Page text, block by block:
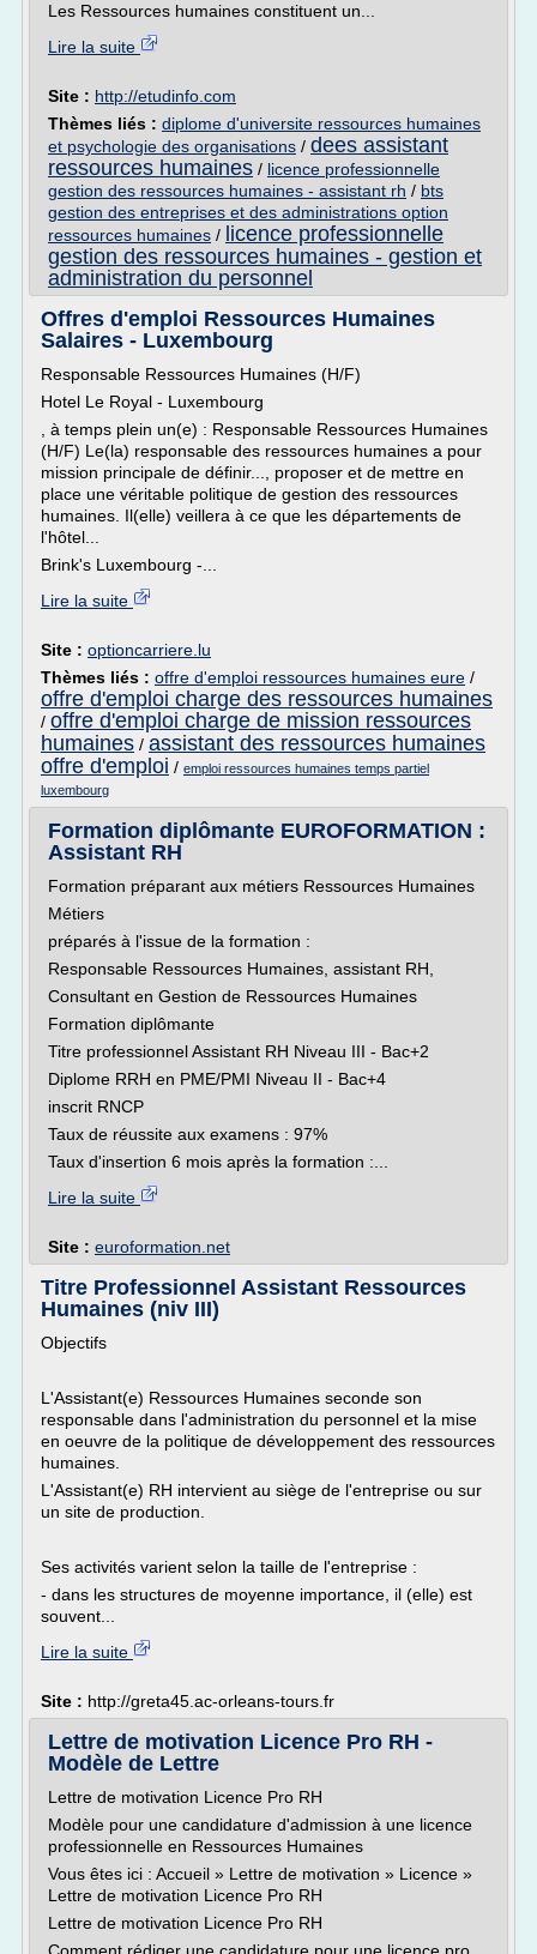
Les Ressources humaines constituent un...
Lire la suite
Site : http://etudinfo.com
Thèmes liés : diplome d'universite ressources humaines
et psychologie des organisations / dees assistant
ressources humaines / licence professionnelle
gestion des ressources humaines - assistant rh / bts
gestion des entreprises et des administrations option
ressources humaines / licence professionnelle
gestion des ressources humaines - gestion et
administration du personnel
Offres d'emploi Ressources Humaines
Salaires - Luxembourg
Responsable Ressources Humaines (H/F)
Hotel Le Royal - Luxembourg
, à temps plein un(e) : Responsable Ressources Humaines
(H/F) Le(la) responsable des ressources humaines a pour
mission principale de définir..., proposer et de mettre en
place une véritable politique de gestion des ressources
humaines. Il(elle) veillera à ce que les départements de
l'hôtel...
Brink's Luxembourg -...
Lire la suite
Site : optioncarriere.lu
Thèmes liés : offre d'emploi ressources humaines eure /
offre d'emploi charge des ressources humaines
/ offre d'emploi charge de mission ressources
humaines / assistant des ressources humaines
offre d'emploi / emploi ressources humaines temps partiel
luxembourg
Formation diplômante EUROFORMATION :
Assistant RH
Formation préparant aux métiers Ressources Humaines
Métiers
préparés à l'issue de la formation :
Responsable Ressources Humaines, assistant RH,
Consultant en Gestion de Ressources Humaines
Formation diplômante
Titre professionnel Assistant RH Niveau III - Bac+2
Diplome RRH en PME/PMI Niveau II - Bac+4
inscrit RNCP
Taux de réussite aux examens : 97%
Taux d'insertion 6 mois après la formation :...
Lire la suite
Site : euroformation.net
Titre Professionnel Assistant Ressources
Humaines (niv III)
Objectifs
L'Assistant(e) Ressources Humaines seconde son
responsable dans l'administration du personnel et la mise
en oeuvre de la politique de développement des ressources
humaines.
L'Assistant(e) RH intervient au siège de l'entreprise ou sur
un site de production.
Ses activités varient selon la taille de l'entreprise :
- dans les structures de moyenne importance, il (elle) est
souvent...
Lire la suite
Site : http://greta45.ac-orleans-tours.fr
Lettre de motivation Licence Pro RH -
Modèle de Lettre
Lettre de motivation Licence Pro RH
Modèle pour une candidature d'admission à une licence
professionnelle en Ressources Humaines
Vous êtes ici : Accueil » Lettre de motivation » Licence »
Lettre de motivation Licence Pro RH
Lettre de motivation Licence Pro RH